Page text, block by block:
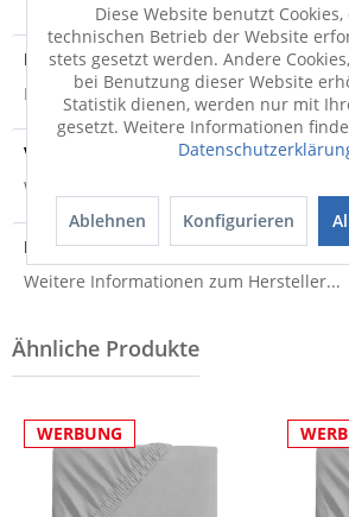
Produktsicherheit
Produktsicherheit
Versandinfo
Weitere Informationen zum Versand...
Hersteller
Weitere Informationen zum Hersteller...
Diese Website benutzt
technischen Betrieb der Website
stets gesetzt werden. Andere
bei Benutzung dieser Website
Statistik dienen, werden nur mit
gesetzt. Weitere Informationen
Ablehnen Konfigurieren